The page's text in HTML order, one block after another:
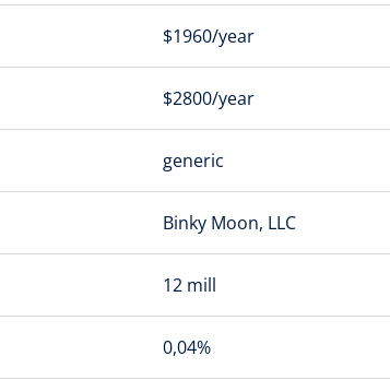
$1960/year
$2800/year
generic
Binky Moon, LLC
12 mill
0,04%